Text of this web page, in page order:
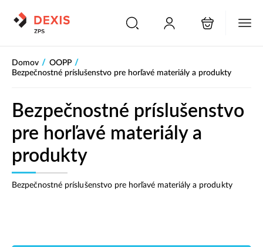
Domov / OOPP /
Bezpečnostné príslušenstvo pre horľavé materiály a produkty
Bezpečnostné príslušenstvo
pre horľavé materiály a
produkty
Bezpečnostné príslušenstvo pre horľavé materiály a produkty